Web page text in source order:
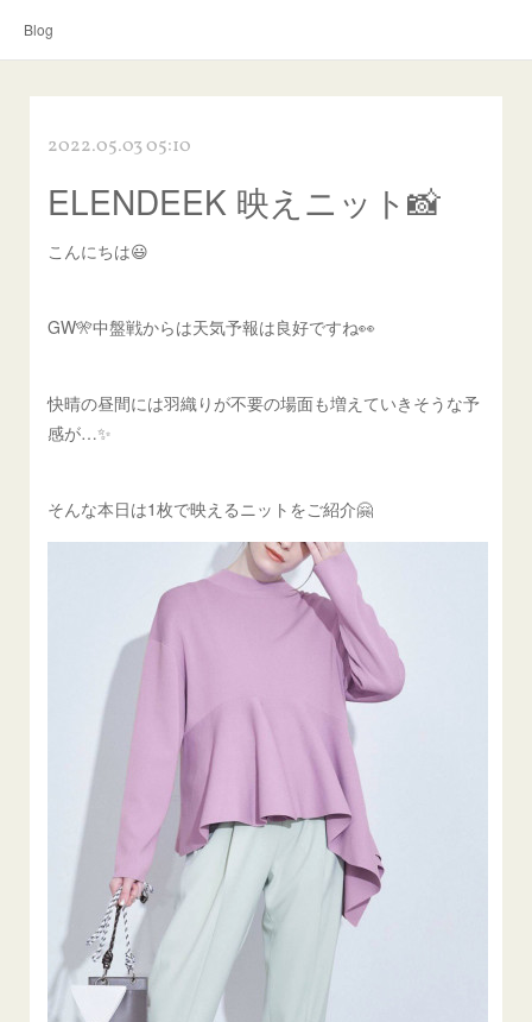
Blog
2022.05.03 05:10
ELENDEEK 映えニット📸
こんにちは😃
GW🎌中盤戦からは天気予報は良好ですね👀
快晴の昼間には羽織りが不要の場面も増えていきそうな予
感が…✨
そんな本日は1枚で映えるニットをご紹介🤗